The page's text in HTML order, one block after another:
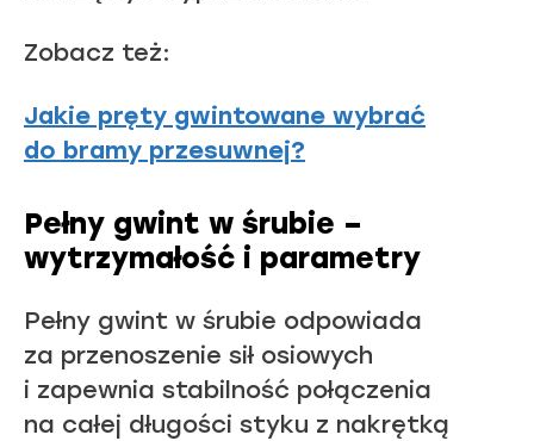
Zobacz też:
Jakie pręty gwintowane wybrać
do bramy przesuwnej?
Pełny gwint w śrubie –
wytrzymałość i parametry
Pełny gwint w śrubie odpowiada
za przenoszenie sił osiowych
i zapewnia stabilność połączenia
na całej długości styku z nakrętką